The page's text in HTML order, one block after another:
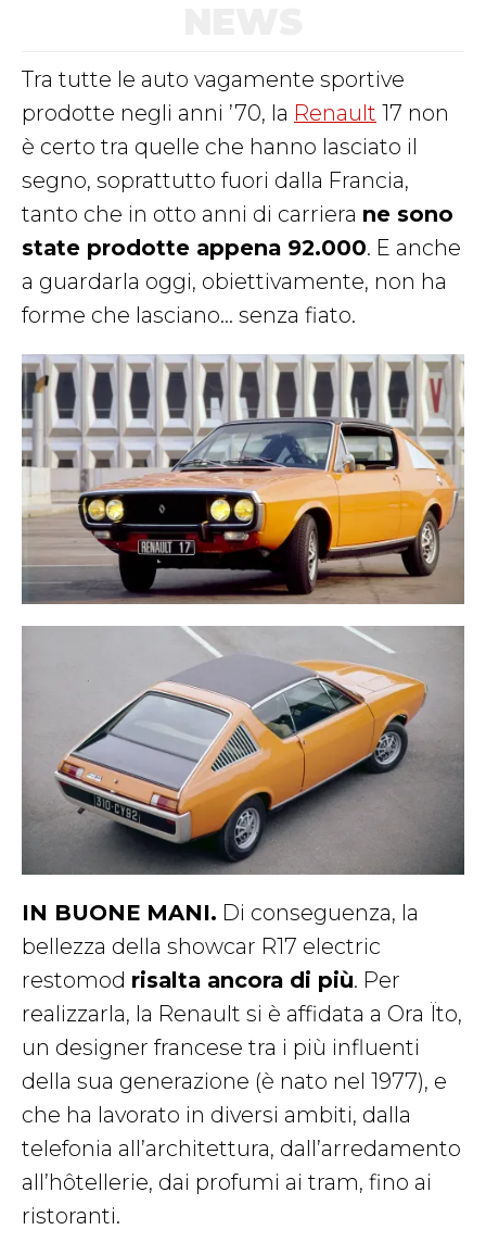
Tra tutte le auto vagamente sportive
prodotte negli anni ’70, la Renault 17 non
è certo tra quelle che hanno lasciato il
segno, soprattutto fuori dalla Francia,
tanto che in otto anni di carriera ne sono
state prodotte appena 92.000. E anche
a guardarla oggi, obiettivamente, non ha
forme che lasciano… senza fiato.
IN BUONE MANI. Di conseguenza, la
bellezza della showcar R17 electric
restomod risalta ancora di più. Per
realizzarla, la Renault si è affidata a Ora Ïto,
un designer francese tra i più influenti
della sua generazione (è nato nel 1977), e
che ha lavorato in diversi ambiti, dalla
telefonia all’architettura, dall’arredamento
all’hôtellerie, dai profumi ai tram, fino ai
ristoranti.